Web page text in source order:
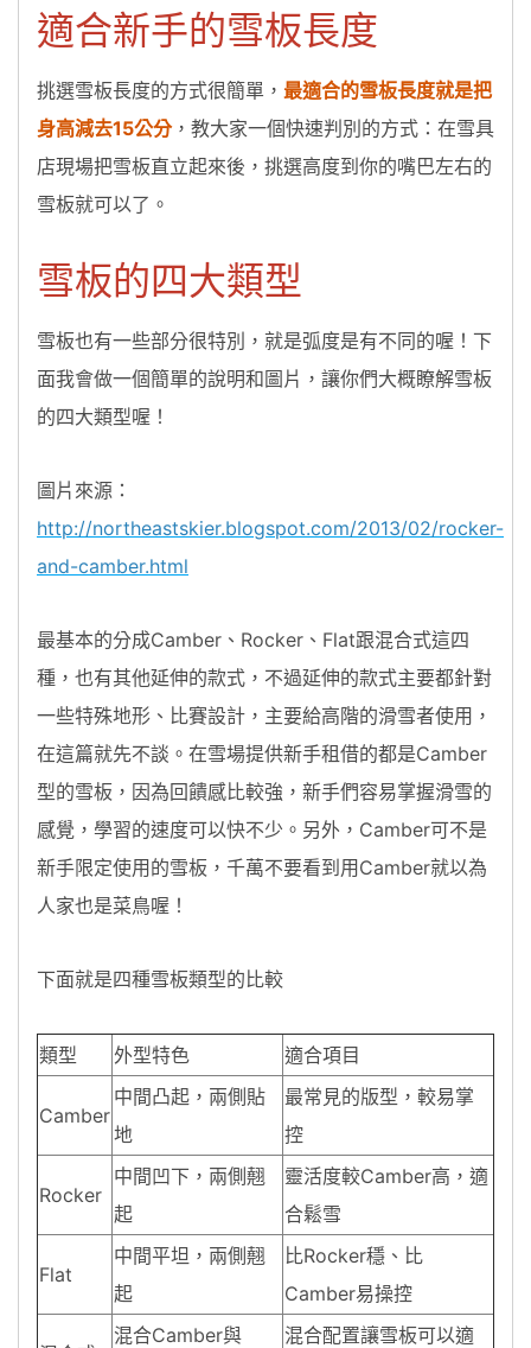
適合新手的雪板長度
挑選雪板長度的方式很簡單， 最適合的雪板長度就是把
身高減去15公分，教大家一個快速判別的方式：在雪具
店現場把雪板直立起來後，挑選高度到你的嘴巴左右的
雪板就可以了。
雪板的四大類型
雪板也有一些部分很特別，就是弧度是有不同的喔！下
面我會做一個簡單的說明和圖片，讓你們大概瞭解雪板
的四大類型喔！
圖片來源：
http://northeastskier.blogspot.com/2013/02/rocker-
and-camber.html
最基本的分成Camber、Rocker、Flat跟混合式這四
種，也有其他延伸的款式，不過延伸的款式主要都針對
一些特殊地形、比賽設計，主要給高階的滑雪者使用，
在這篇就先不談。在雪場提供新手租借的都是Camber
型的雪板，因為回饋感比較強，新手們容易掌握滑雪的
感覺，學習的速度可以快不少。另外，Camber可不是
新手限定使用的雪板，千萬不要看到用Camber就以為
人家也是菜鳥喔！
下面就是四種雪板類型的比較
類型 外型特色 適合項目
Camber
中間凸起，兩側貼
地
最常見的版型，較易掌
控
Rocker
中間凹下，兩側翹
起
靈活度較Camber高，適
合鬆雪
Flat
中間平坦，兩側翹
起
比Rocker穩、比
Camber易操控
混合Camber與
混合配置讓雪板可以適